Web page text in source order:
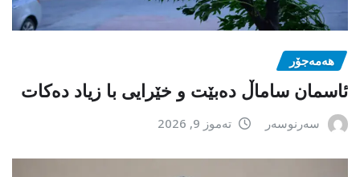
هەمەجۆر
ئاسمان ساماڵ دەبێت و خێرایی با زیاد دەکات
سەرنوسەر تەموز 9, 2026